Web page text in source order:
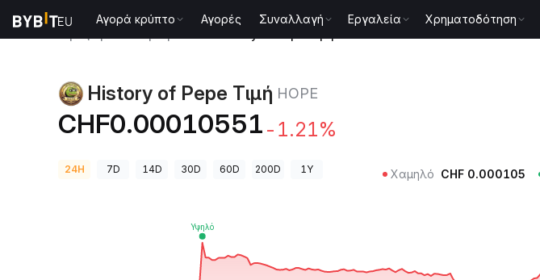
Αγορά κρύπτο Αγορές Συναλλαγή Εργαλεία Χρηματοδότηση
History of Pepe Τιμή HOPE
CHF0.00010551 -1.21%
24H 7D 14D 30D 60D 200D 1Y Χαμηλό CHF 0.000105